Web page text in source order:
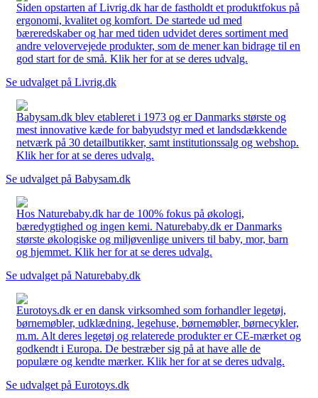
Siden opstarten af Livrig.dk har de fastholdt et produktfokus på
ergonomi, kvalitet og komfort. De startede ud med
bæreredskaber og har med tiden udvidet deres sortiment med
andre velovervejede produkter, som de mener kan bidrage til en
god start for de små. Klik her for at se deres udvalg.
Se udvalget på Livrig.dk
Babysam.dk blev etableret i 1973 og er Danmarks største og
mest innovative kæde for babyudstyr med et landsdækkende
netværk på 30 detailbutikker, samt institutionssalg og webshop.
Klik her for at se deres udvalg.
Se udvalget på Babysam.dk
Hos Naturebaby.dk har de 100% fokus på økologi,
bæredygtighed og ingen kemi. Naturebaby.dk er Danmarks
største økologiske og miljøvenlige univers til baby, mor, barn
og hjemmet. Klik her for at se deres udvalg.
Se udvalget på Naturebaby.dk
Eurotoys.dk er en dansk virksomhed som forhandler legetøj,
børnemøbler, udklædning, legehuse, børnemøbler, børnecykler,
m.m. Alt deres legetøj og relaterede produkter er CE-mærket og
godkendt i Europa. De bestræber sig på at have alle de
populære og kendte mærker. Klik her for at se deres udvalg.
Se udvalget på Eurotoys.dk